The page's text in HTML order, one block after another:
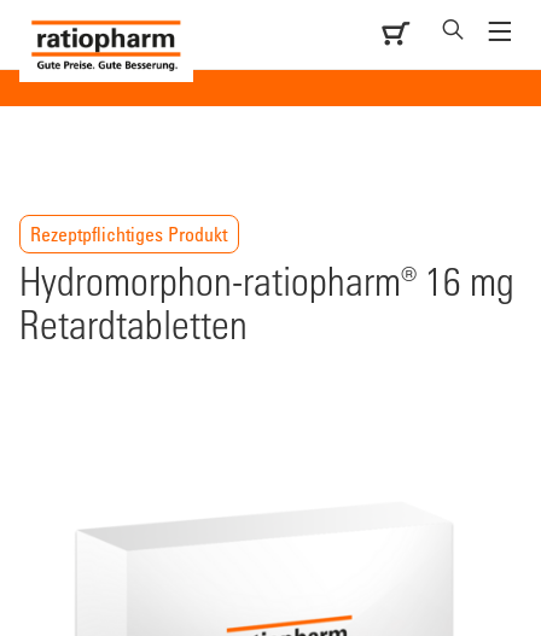
Rezeptpflichtiges Produkt
Hydromorphon-ratiopharm® 16 mg
Retardtabletten